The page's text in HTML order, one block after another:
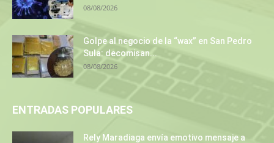
08/08/2026
Golpe al negocio de la “wax” en San Pedro
Sula: decomisan...
08/08/2026
ENTRADAS POPULARES
Rely Maradiaga envía emotivo mensaje a